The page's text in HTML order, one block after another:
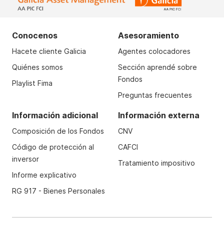
Conocenos
Hacete cliente Galicia
Quiénes somos
Playlist Fima
Asesoramiento
Agentes colocadores
Sección aprendé sobre
Fondos
Preguntas frecuentes
Información adicional
Composición de los Fondos
Código de protección al
inversor
Informe explicativo
RG 917 - Bienes Personales
Información externa
CNV
CAFCI
Tratamiento impositivo